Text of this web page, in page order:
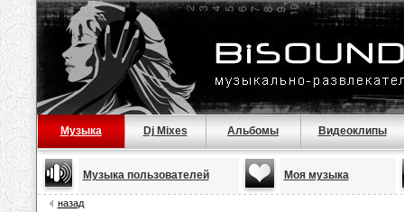
Музыка Dj Mixes Альбомы Видеоклипы
Музыка пользователей Моя музыка
назад